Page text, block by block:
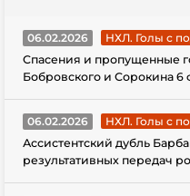
06.02.2026
НХЛ. Голы с
Спасения и пропущенные
Бобровского и Сорокина 6
06.02.2026
НХЛ. Голы с
Ассистентский дубль
результативных передач